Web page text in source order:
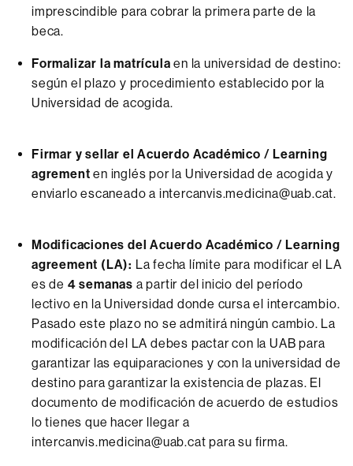
imprescindible para cobrar la primera parte de la
beca.
Formalizar la matrícula en la universidad de destino:
según el plazo y procedimiento establecido por la
Universidad de acogida.
Firmar y sellar el Acuerdo Académico / Learning
agrement en inglés por la Universidad de acogida y
enviarlo escaneado a intercanvis.medicina@uab.cat.
Modificaciones del Acuerdo Académico / Learning
agreement (LA): La fecha límite para modificar el LA
es de 4 semanas a partir del inicio del período
lectivo en la Universidad donde cursa el intercambio.
Pasado este plazo no se admitirá ningún cambio. La
modificación del LA debes pactar con la UAB para
garantizar las equiparaciones y con la universidad de
destino para garantizar la existencia de plazas. El
documento de modificación de acuerdo de estudios
lo tienes que hacer llegar a
intercanvis.medicina@uab.cat para su firma.